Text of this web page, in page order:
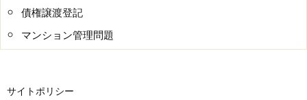
債権譲渡登記
マンション管理問題
サイトポリシー